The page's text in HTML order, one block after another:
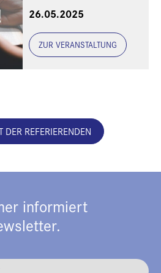
26.05.2025
ZUR VERANSTALTUNG
DER REFERIERENDEN
informiert